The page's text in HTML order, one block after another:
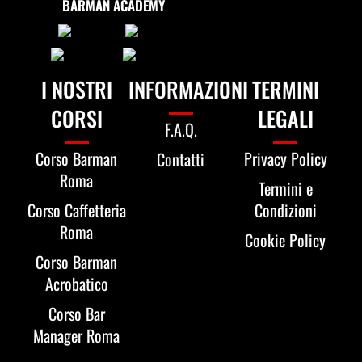
BARMAN ACADEMY
I NOSTRI
CORSI
Corso Barman
Roma
Corso Caffetteria
Roma
Corso Barman
Acrobatico
Corso Bar
Manager Roma
INFORMAZIONI
F.A.Q.
Contatti
TERMINI
LEGALI
Privacy Policy
Termini e
Condizioni
Cookie Policy